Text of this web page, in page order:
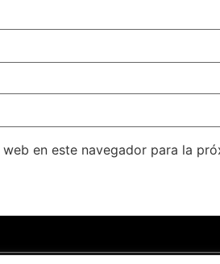
en este navegador para la